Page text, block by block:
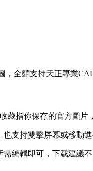
，全麵支持天正專業
指你保存的官方圖片
支持雙擊屏幕或移動進
需編輯即可，下载建議